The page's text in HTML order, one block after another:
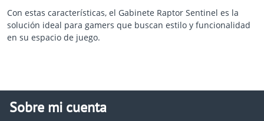
Con estas características, el Gabinete Raptor Sentinel es la
solución ideal para gamers que buscan estilo y funcionalidad
en su espacio de juego.
Sobre mi cuenta